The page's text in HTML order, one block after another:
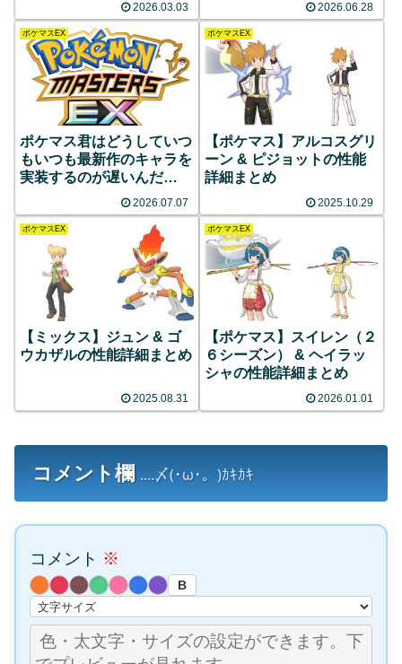
2026.03.03 2026.06.28
ポケマスEX
ポケマス君はどうしていつ
もいつも最新作のキャラを
実装するのが遅いんだ
2026.07.07
ポケマスEX
【ポケマス】アルコスグリ
ーン & ピジョットの性能
詳細まとめ
2025.10.29
ポケマスEX
【ミックス】ジュン & ゴ
ウカザルの性能詳細まとめ
2025.08.31
ポケマスEX
【ポケマス】スイレン（２
６シーズン） & ヘイラッ
シャの性能詳細まとめ
2026.01.01
コメント欄 ....〆(･ω･。)ｶｷｶｷ
コメント ※
B